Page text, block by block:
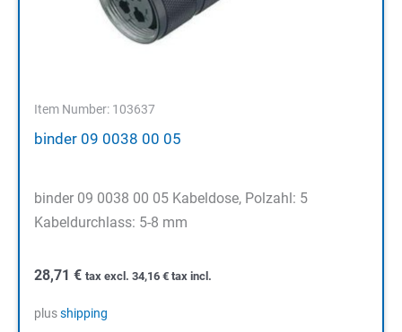
Item Number: 103637
binder 09 0038 00 05
binder 09 0038 00 05 Kabeldose, Polzahl: 5
Kabeldurchlass: 5-8 mm
28,71 € tax excl. 34,16 € tax incl.
plusshipping